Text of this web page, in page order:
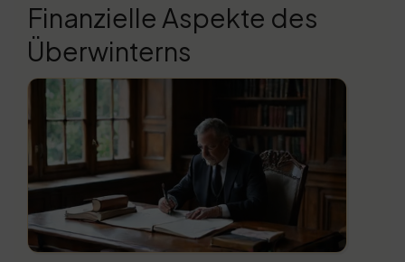
Finanzielle Aspekte des
Überwinterns